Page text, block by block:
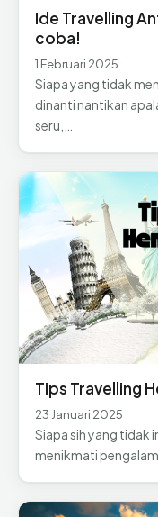
Ide Travelling
coba!
1 Februari 2025
Siapa yang tidak
dinanti nantikan
seru,…
Tips Travelling
23 Januari 2025
Siapa sih yang tidak
menikmati